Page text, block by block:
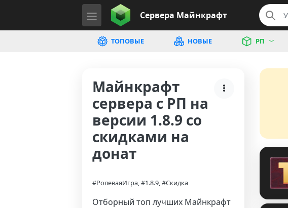
Сервера Майнкрафт
ТОПОВЫЕ НОВЫЕ РП
Майнкрафт
сервера с РП на
версии 1.8.9 со
скидками на
донат
#РолеваяИгра, #1.8.9, #Скидка
Отборный топ лучших Майнкрафт